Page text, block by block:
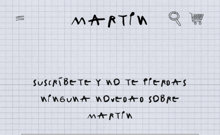
directamente
al contenido
Carrito
suscríbete y no te pierdas
ninguna novedad sobre
martin